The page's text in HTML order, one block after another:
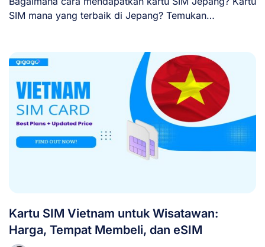
SIM mana yang terbaik di Jepang? Temukan
Kartu SIM Vietnam untuk Wisatawan:
Harga, Tempat Membeli, dan eSIM